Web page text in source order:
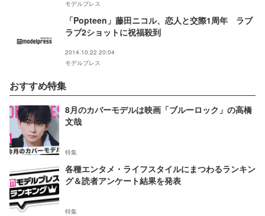
モデルプレス
「Popteen」藤田ニコル、恋人と交際1周年 ラブ
ラブ2ショットに祝福殺到
2014.10.22 20:04
モデルプレス
おすすめ特集
8月のカバーモデルは映画「ブルーロック」の高橋
文哉
特集
各種エンタメ・ライフスタイルにまつわるランキン
グ＆読者アンケート結果を発表
特集